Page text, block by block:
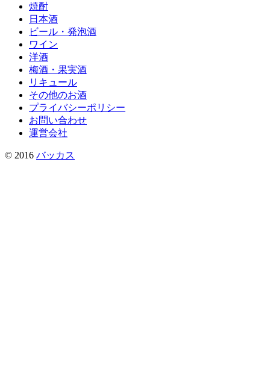
焼酎
日本酒
ビール・発泡酒
ワイン
洋酒
梅酒・果実酒
リキュール
その他のお酒
プライバシーポリシー
お問い合わせ
運営会社
© 2016 バッカス